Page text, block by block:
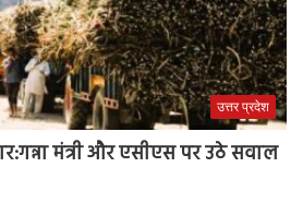
उत्तर प्रदेश
मंत्री और एसीएस पर उठे सवाल